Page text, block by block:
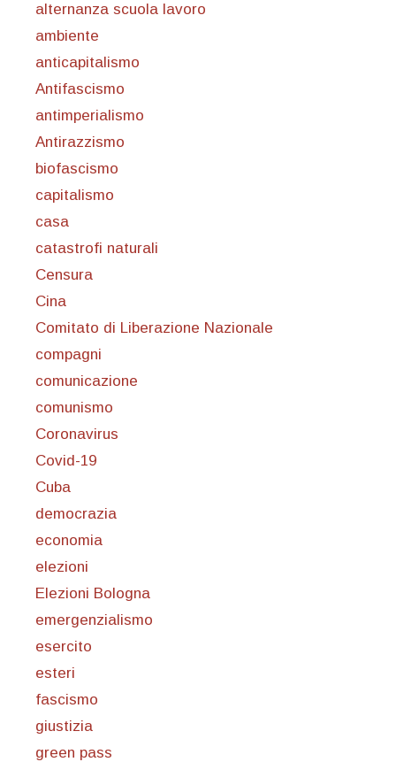
alternanza scuola lavoro
ambiente
anticapitalismo
Antifascismo
antimperialismo
Antirazzismo
biofascismo
capitalismo
casa
catastrofi naturali
Censura
Cina
Comitato di Liberazione Nazionale
compagni
comunicazione
comunismo
Coronavirus
Covid-19
Cuba
democrazia
economia
elezioni
Elezioni Bologna
emergenzialismo
esercito
esteri
fascismo
giustizia
green pass